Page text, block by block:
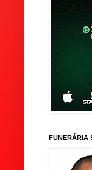
FUNERÁRIA